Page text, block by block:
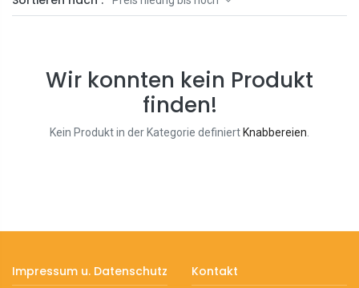
Wir konnten kein Produkt
finden!
Kein Produkt in der Kategorie definiert Knabbereien
Impressum u. Datenschutz Kontakt